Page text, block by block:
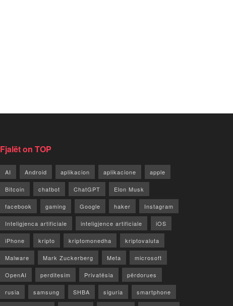
Fjalët on TOP
AI Android aplikacion aplikacione apple
Bitcoin chatbot ChatGPT Elon Musk
facebook gaming Google haker Instagram
Inteligjenca artificiale inteligjence artificiale iOS
iPhone kripto kriptomonedha kriptovaluta
Malware Mark Zuckerberg Meta microsoft
OpenAI perditesim Privatësia përdorues
rusia samsung SHBA siguria smartphone